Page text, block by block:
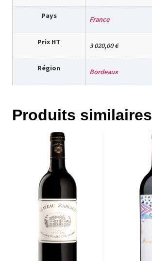
Pays France
Prix HT 3 020,00 €
Région Bordeaux
Produits similaires